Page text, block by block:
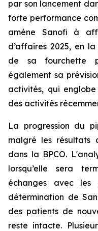
par son lancement
forte performance
amène Sanofi à
d’affaires 2025, en
de sa fourchette
également sa
activités, qui
des activités
La progression du
malgré les résultats
dans la BPCO.
lorsqu’elle sera
échanges avec les
détermination de
des patients de
reste intacte.